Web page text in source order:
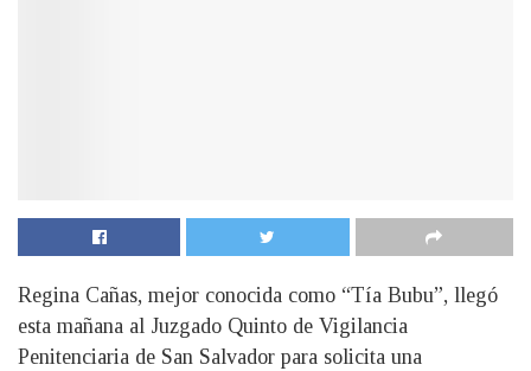
Regina Cañas, mejor conocida como “Tía Bubu”, llegó
esta mañana al Juzgado Quinto de Vigilancia
Penitenciaria de San Salvador para solicita una